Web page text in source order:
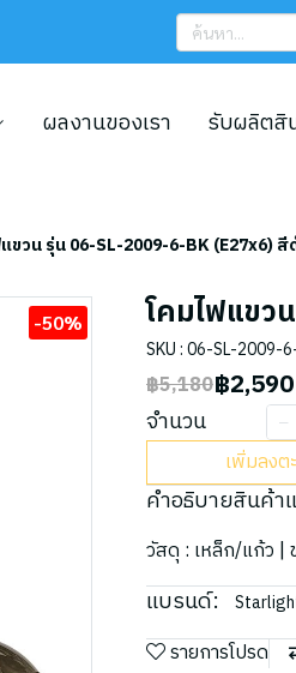
ผลงานของเรา รับผลิตสิ
ขวน รุ่น 06-SL-2009-6-BK (E27x6) สี
-50% โคมไฟแขว
SKU : 06-SL-2009-
฿5,180฿2,590
จำนวน
เพิ่มลงต
คำอธิบายสินค้า
วัสดุ : เหล็ก/แก้ว |
แบรนด์:
รายการโปรด